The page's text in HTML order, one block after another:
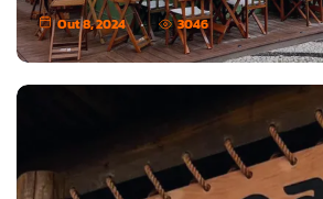
Out 8, 2024 3046